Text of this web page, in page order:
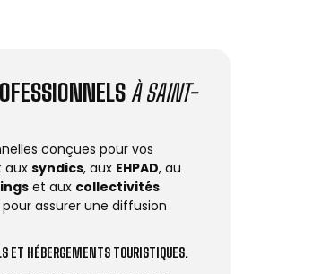
À SAINT-
conçues pour vos
aux syndics, aux EHPAD, au
et aux collectivités
assurer une diffusion
ET HÉBERGEMENTS TOURISTIQUES.